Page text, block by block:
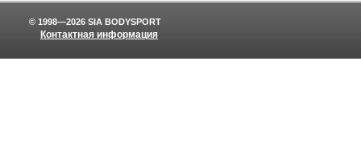
Контактная информация
© 1998—2026 SIA BODYSPORT